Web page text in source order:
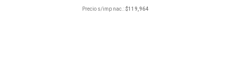
Precio s/imp nac.:$119,964